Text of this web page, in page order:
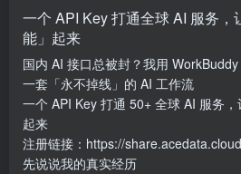
一个 API Key 打通全球 AI 服务，
能」起来
国内 AI 接口总被封？我用
一套「永不掉线」的 AI 工作流
一个 API Key 打通 50+ 全球 AI 服务，
起来
注册链接：https://
先说说我的真实经历